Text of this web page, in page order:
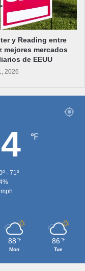
y Reading entre
mejores mercados
de EEUU
2026
℉
- 71º
88 ℉
Mon
86 ℉
Tue